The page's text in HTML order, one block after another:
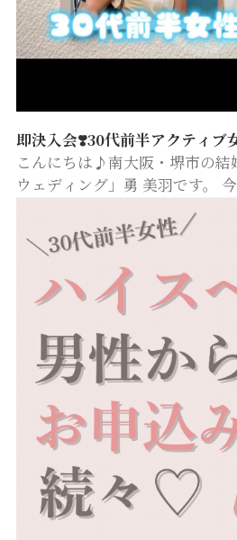
即決入会❣️30代前半アクティブ
こんにちは♪南大阪・堺市の結
ウェディング」勇 美羽です。
の撮影同行です✨ 前回に続き
な女性でした。 初めてお会い
く、爽やかな笑顔で挨…